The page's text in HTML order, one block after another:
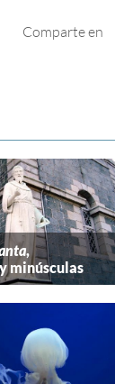
Comparte en
,
minúsculas